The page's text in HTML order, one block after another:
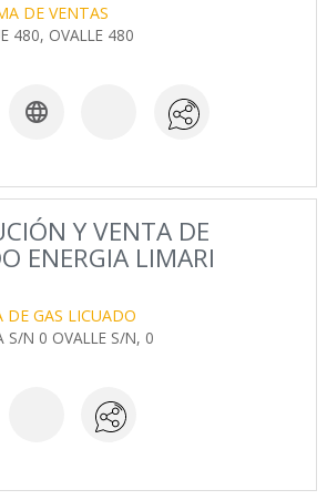
DE VENTAS
480, OVALLE 480

Y VENTA DE
ENERGIA LIMARI
DE GAS LICUADO
S/N 0 OVALLE S/N, 0